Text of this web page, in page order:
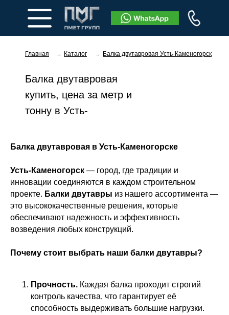
Главная Каталог
→ Балка двутавровая Усть-Каменогорск
→
Балка двутавровая
купить, цена за метр и
тонну в Усть-
Балка двутавровая в Усть-Каменогорске
Усть-Каменогорск — город, где традиции и
инновации соединяются в каждом строительном
проекте. Балки двутавры из нашего ассортимента —
это высококачественные решения, которые
обеспечивают надежность и эффективность
возведения любых конструкций.
Почему стоит выбрать наши балки двутавры?
Прочность. Каждая балка проходит строгий
контроль качества, что гарантирует её
способность выдерживать большие нагрузки.